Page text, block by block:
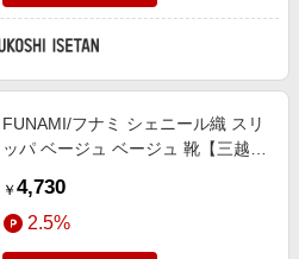
FUNAMI/フナミ シェニール織 スリ
ッパ ベージュ ベージュ 靴【三越伊
￥ 4,730
2.5%